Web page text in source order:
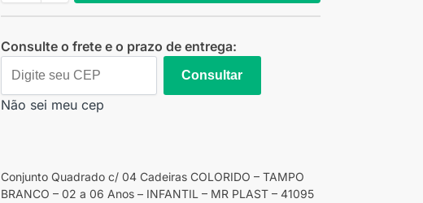
Consulte o frete e o prazo de entrega:
Consultar
Não sei meu cep
Conjunto Quadrado c/ 04 Cadeiras COLORIDO – TAMPO
BRANCO – 02 a 06 Anos – INFANTIL – MR PLAST – 41095